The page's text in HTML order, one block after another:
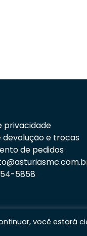
privacidade
devolução e trocas
de pedidos
5858
você estará